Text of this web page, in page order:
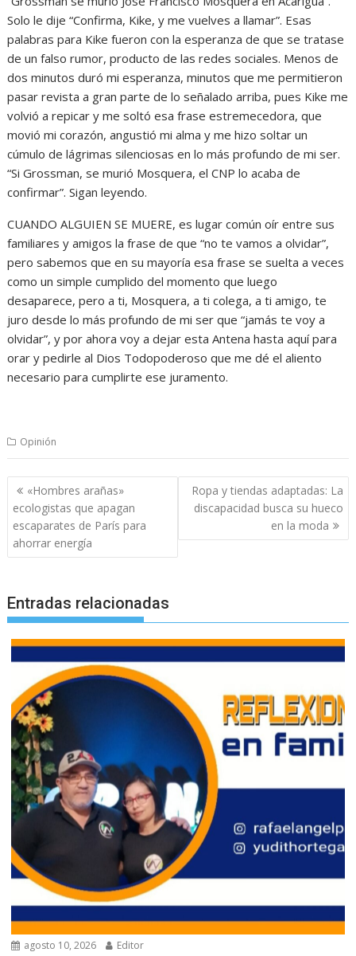
Solo le dije “Confirma, Kike, y me vuelves a llamar”. Esas
palabras para Kike fueron con la esperanza de que se tratase
de un falso rumor, producto de las redes sociales. Menos de
dos minutos duró mi esperanza, minutos que me permitieron
pasar revista a gran parte de lo señalado arriba, pues Kike me
volvió a repicar y me soltó esa frase estremecedora, que
movió mi corazón, angustió mi alma y me hizo soltar un
cúmulo de lágrimas silenciosas en lo más profundo de mi ser.
“Si Grossman, se murió Mosquera, el CNP lo acaba de
confirmar”. Sigan leyendo.
CUANDO ALGUIEN SE MUERE, es lugar común oír entre sus
familiares y amigos la frase de que “no te vamos a olvidar”,
pero sabemos que en su mayoría esa frase se suelta a veces
como un simple cumplido del momento que luego
desaparece, pero a ti, Mosquera, a ti colega, a ti amigo, te
juro desde lo más profundo de mi ser que “jamás te voy a
olvidar”, y por ahora voy a dejar esta Antena hasta aquí para
orar y pedirle al Dios Todopoderoso que me dé el aliento
necesario para cumplirte ese juramento.
Opinión
Navegación
de
entradas
«Hombres arañas»
ecologistas que apagan
escaparates de París para
ahorrar energía
Ropa y tiendas adaptadas: La
discapacidad busca su hueco
en la moda
Entradas relacionadas
agosto 10, 2026 Editor